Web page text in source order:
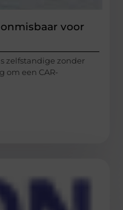
onmisbaar voor
zelfstandige zonder
om een CAR-